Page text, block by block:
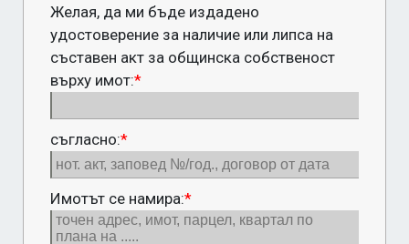
Желая, да ми бъде издадено
удостоверение за наличие или липса на
съставен акт за общинска собственост
върху имот:*
съгласно:*
Имотът се намира:*